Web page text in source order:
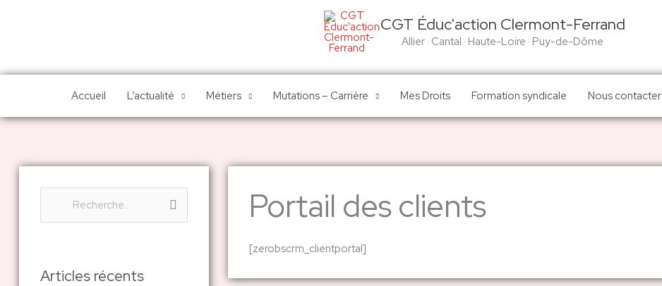
CGT Éduc'action Clermont-Ferrand
Allier · Cantal · Haute-Loire · Puy-de-Dôme
Accueil L’actualité Métiers Mutations – Carrière Mes Droits Formation syndicale Nous contacter
h
Articles récents
Portail des clients
[zerobscrm_clientportal]